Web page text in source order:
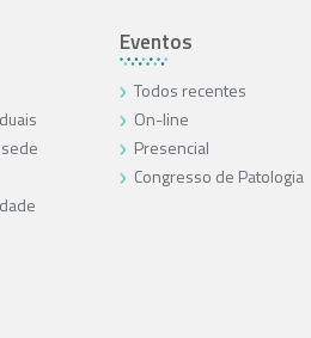
Eventos
Todos recentes
On-line
Presencial
Congresso de Patologia